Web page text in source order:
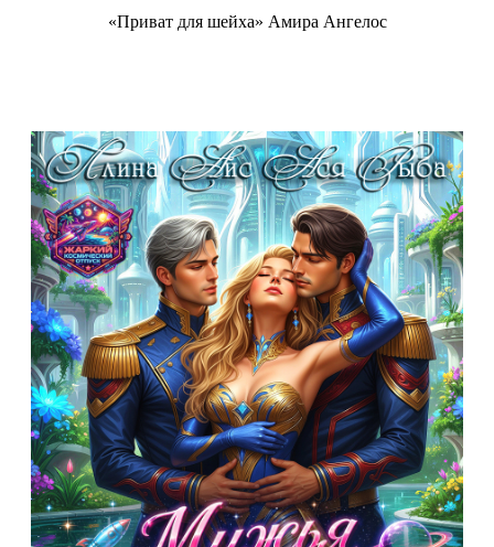
«Приват для шейха» Амира Ангелос